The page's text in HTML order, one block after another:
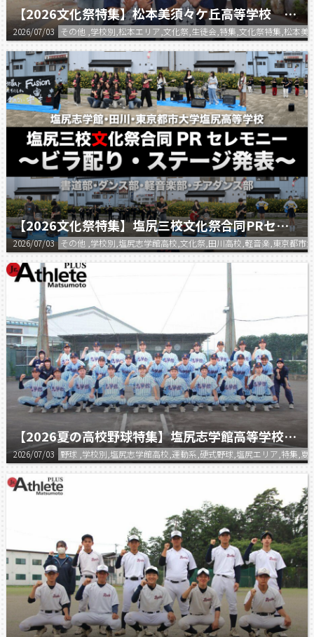
【2026文化祭特集】松本美須々ケ丘高等学校 第79回 双蝶祭
2026/07/03 その他 ,学校別,松本エリア,文化祭,生徒会,特集,文化祭特集,松本美
【2026文化祭特集】塩尻三校文化祭合同PRセレモニー
2026/07/03 その他 ,学校別,塩尻志学館高校,文化祭,田川高校,軽音楽,東京都
【2026夏の高校野球特集】塩尻志学館高等学校 野球部
2026/07/03 野球 ,学校別,塩尻志学館高校,運動系,硬式野球,塩尻エリア,特集,夏